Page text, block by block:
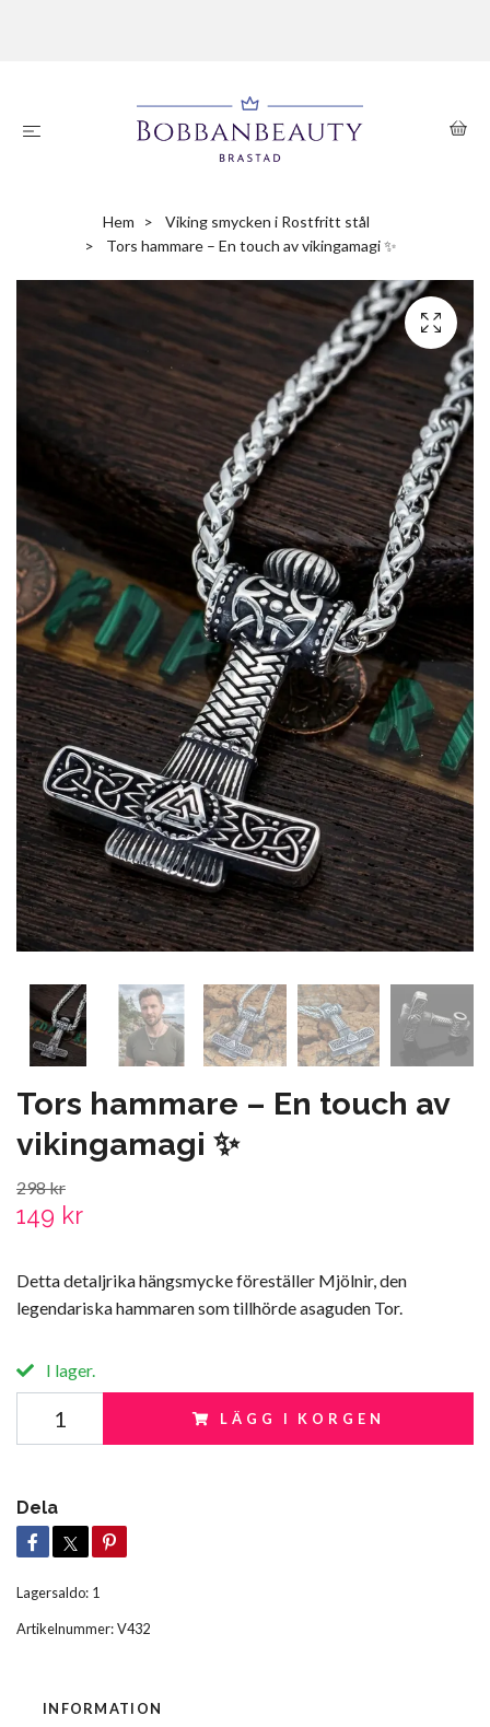
Hem
Viking smycken i Rostfritt stål
Tors hammare – En touch av vikingamagi ✨
Tors hammare – En touch av
vikingamagi ✨
298 kr
149 kr
Detta detaljrika hängsmycke föreställer Mjölnir, den
legendariska hammaren som tillhörde asaguden Tor.
I lager.
LÄGG I KORGEN
Dela
Lagersaldo: 1
Artikelnummer:V432
INFORMATION